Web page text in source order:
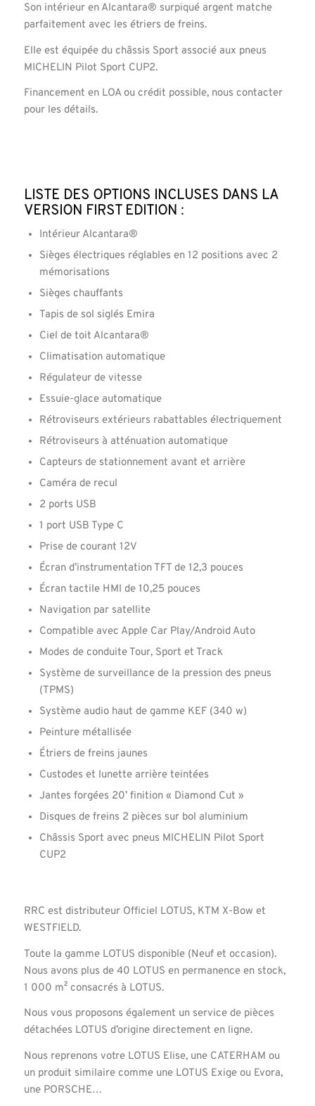
Son intérieur en Alcantara® surpiqué argent matche
parfaitement avec les étriers de freins.
Elle est équipée du châssis Sport associé aux pneus
MICHELIN Pilot Sport CUP2.
Financement en LOA ou crédit possible, nous contacter
pour les détails.
Liste des options incluses dans la
version First Edition :
Intérieur Alcantara®
Sièges électriques réglables en 12 positions avec 2
mémorisations
Sièges chauffants
Tapis de sol siglés Emira
Ciel de toit Alcantara®
Climatisation automatique
Régulateur de vitesse
Essuie-glace automatique
Rétroviseurs extérieurs rabattables électriquement
Rétroviseurs à atténuation automatique
Capteurs de stationnement avant et arrière
Caméra de recul
2 ports USB
1 port USB Type C
Prise de courant 12V
Écran d’instrumentation TFT de 12,3 pouces
Écran tactile HMI de 10,25 pouces
Navigation par satellite
Compatible avec Apple Car Play/Android Auto
Modes de conduite Tour, Sport et Track
Système de surveillance de la pression des pneus
(TPMS)
Système audio haut de gamme KEF (340 w)
Peinture métallisée
Étriers de freins jaunes
Custodes et lunette arrière teintées
Jantes forgées 20’ finition « Diamond Cut »
Disques de freins 2 pièces sur bol aluminium
Châssis Sport avec pneus MICHELIN Pilot Sport
CUP2
RRC est distributeur Officiel LOTUS, KTM X-Bow et
WESTFIELD.
Toute la gamme LOTUS disponible (Neuf et occasion).
Nous avons plus de 40 LOTUS en permanence en stock,
1 000 m² consacrés à LOTUS.
Nous vous proposons également un service de pièces
détachées LOTUS d’origine directement en ligne.
Nous reprenons votre LOTUS Elise, une CATERHAM ou
un produit similaire comme une LOTUS Exige ou Evora,
une PORSCHE…